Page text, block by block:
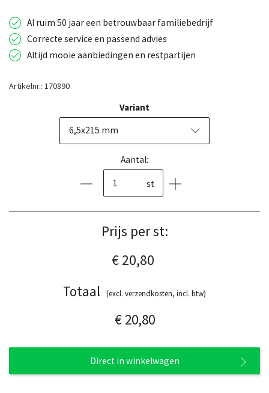
Al ruim 50 jaar een betrouwbaar familiebedrijf
Correcte service en passend advies
Altijd mooie aanbiedingen en restpartijen
Artikelnr.: 170890
Variant
6,5x215 mm
Aantal:
st
Prijs per st:
€ 20,80
Totaal
(excl. verzendkosten, incl. btw)
€ 20,80
Direct in winkelwagen